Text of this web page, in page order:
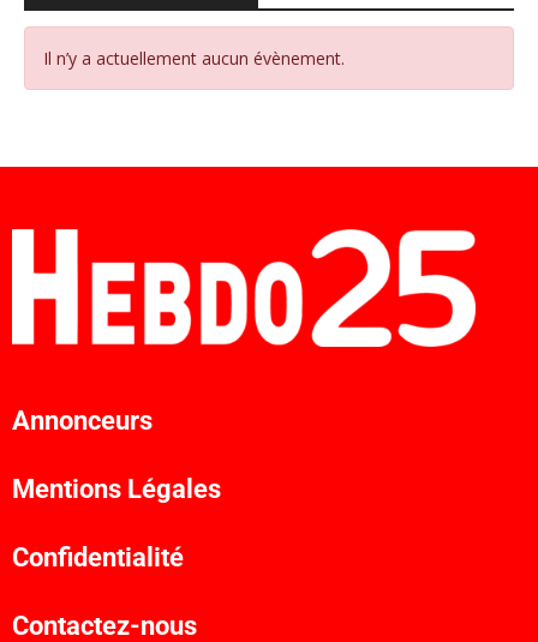
Il n’y a actuellement aucun évènement.
Annonceurs
Mentions Légales
Confidentialité
Contactez-nous